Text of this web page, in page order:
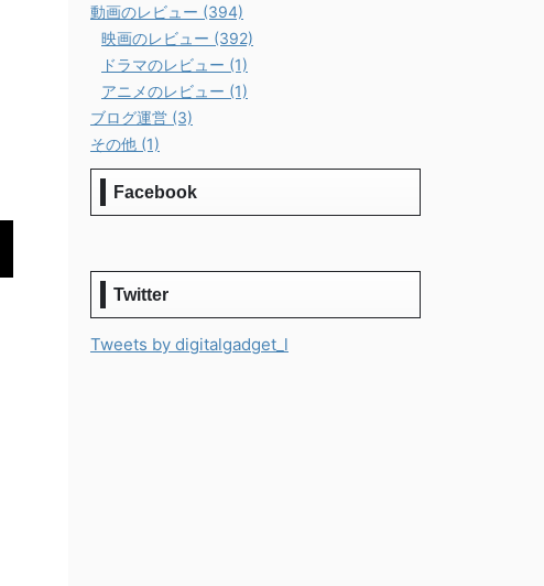
動画のレビュー (394)
映画のレビュー (392)
ドラマのレビュー (1)
アニメのレビュー (1)
ブログ運営 (3)
その他 (1)
Facebook
Twitter
Tweets by digitalgadget_l